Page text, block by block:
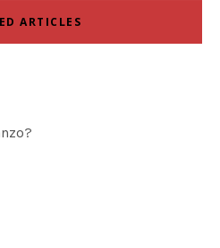
ARTICLES